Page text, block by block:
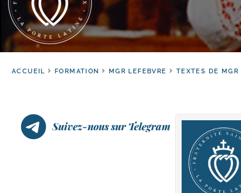
ACCUEIL FORMATION MGR LEFEBVRE TEXTES DE MGR
Suivez-nous sur Telegram